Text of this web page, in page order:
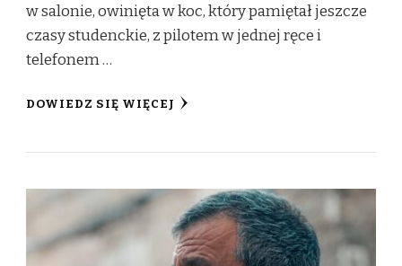
w salonie, owinięta w koc, który pamiętał jeszcze
czasy studenckie, z pilotem w jednej ręce i
telefonem …
DOWIEDZ SIĘ WIĘCEJ